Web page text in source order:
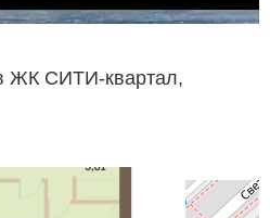
ЖК СИТИ-квартал,